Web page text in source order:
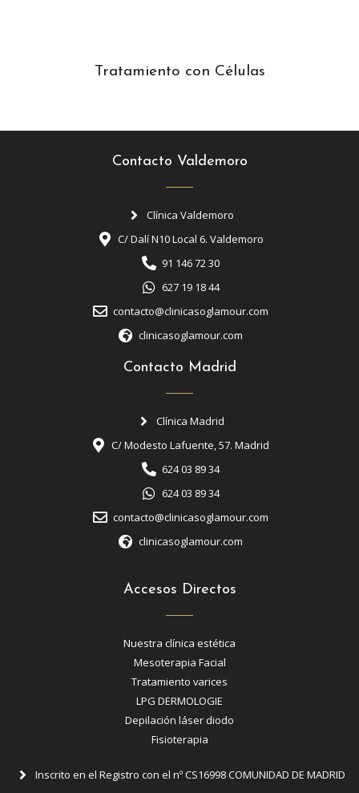
Tratamiento con Células
Contacto Valdemoro
Clínica Valdemoro
C/ Dalí N10 Local 6. Valdemoro
91 146 72 30
627 19 18 44
contacto@clinicasoglamour.com
clinicasoglamour.com
Contacto Madrid
Clínica Madrid
C/ Modesto Lafuente, 57. Madrid
624 03 89 34
624 03 89 34
contacto@clinicasoglamour.com
clinicasoglamour.com
Accesos Directos
Nuestra clínica estética
Mesoterapia Facial
Tratamiento varices
LPG DERMOLOGIE
Depilación láser diodo
Fisioterapia
Inscrito en el Registro con el nº CS16998 COMUNIDAD DE MADRID